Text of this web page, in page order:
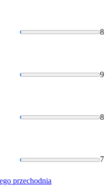
8
9
8
7
przechodnia